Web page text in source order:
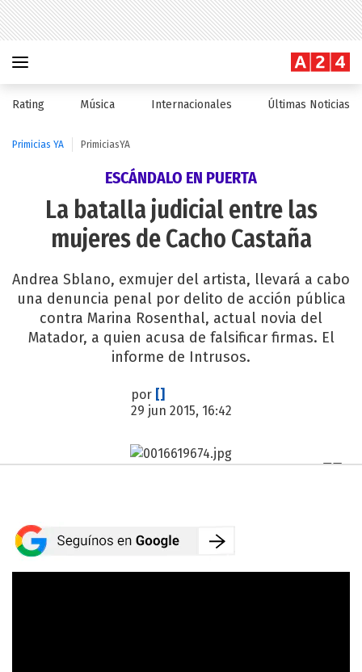
Rating Música Internacionales Últimas Noticias
Primicias YA PrimiciasYA
ESCÁNDALO EN PUERTA
La batalla judicial entre las
mujeres de Cacho Castaña
Andrea Sblano, exmujer del artista, llevará a cabo
una denuncia penal por delito de acción pública
contra Marina Rosenthal, actual novia del
Matador, a quien acusa de falsificar firmas. El
informe de Intrusos.
por []
29 jun 2015, 16:42